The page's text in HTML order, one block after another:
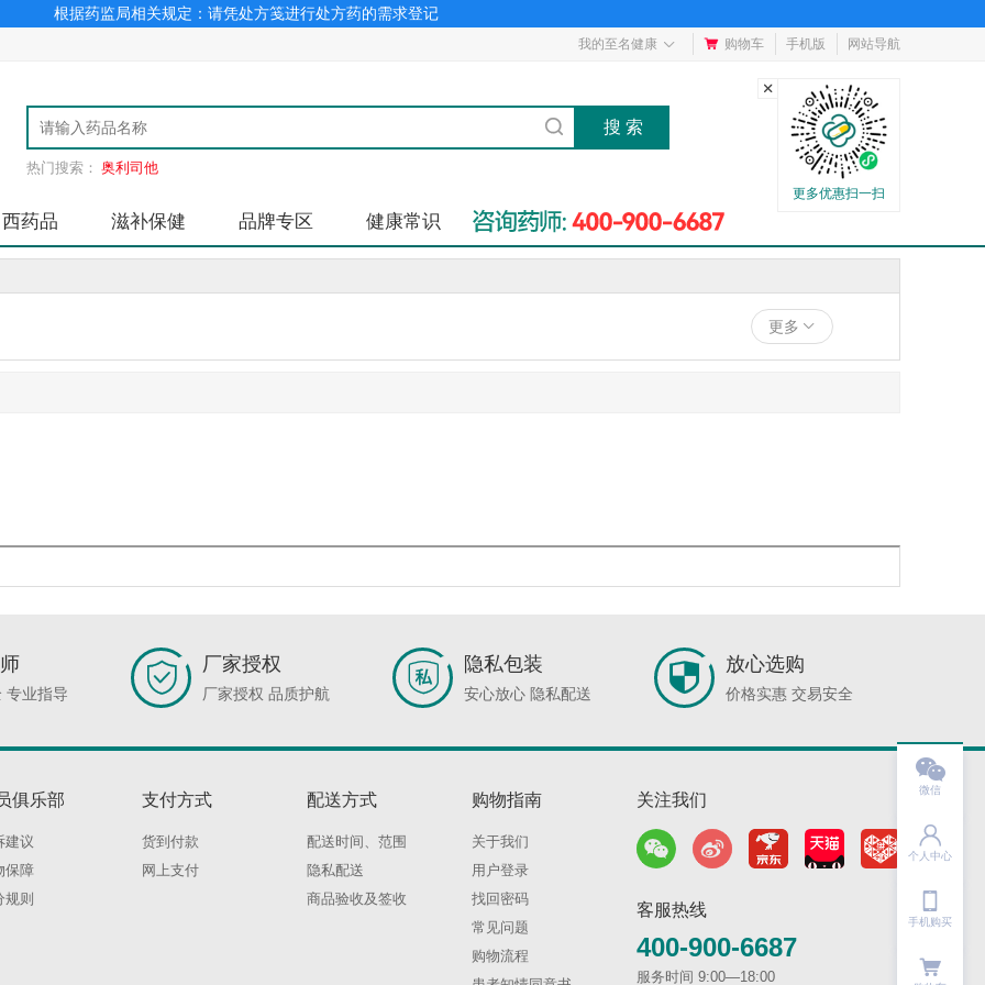
根据药监局相关规定：请凭处方笺进行处方药的需求登记
我的至名健康 购物车 手机版 网站导航
热门搜索： 奥利司他
更多优惠扫一扫
药品 滋补保健 品牌专区 健康常识
更多
专业指导
厂家授权
厂家授权 品质护航
隐私包装
安心放心 隐私配送
放心选购
价格实惠 交易安全
俱乐部
建议
保障
规则
支付方式
货到付款
网上支付
配送方式
配送时间、范围
隐私配送
商品验收及签收
购物指南
关于我们
用户登录
找回密码
常见问题
购物流程
关注我们
客服热线
400-900-6687
服务时间 9:00—18:00

微信

个人中心

手机购买